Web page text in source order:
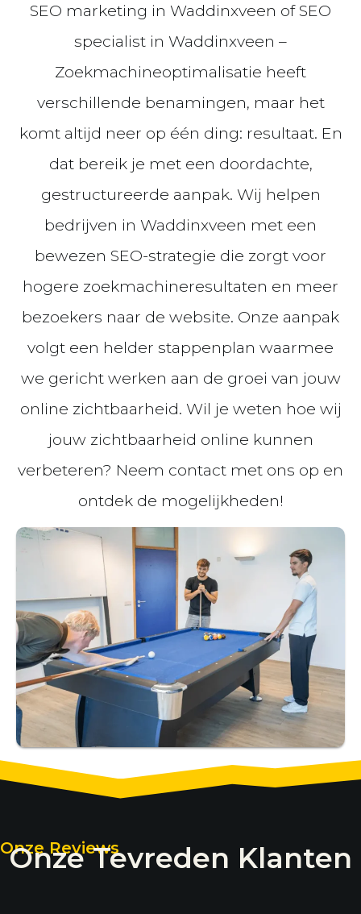
SEO marketing in Waddinxveen of SEO
specialist in Waddinxveen –
Zoekmachineoptimalisatie heeft
verschillende benamingen, maar het
komt altijd neer op één ding: resultaat. En
dat bereik je met een doordachte,
gestructureerde aanpak. Wij helpen
bedrijven in Waddinxveen met een
bewezen SEO-strategie die zorgt voor
hogere zoekmachineresultaten en meer
bezoekers naar de website. Onze aanpak
volgt een helder stappenplan waarmee
we gericht werken aan de groei van jouw
online zichtbaarheid. Wil je weten hoe wij
jouw zichtbaarheid online kunnen
verbeteren? Neem contact met ons op en
ontdek de mogelijkheden!
Onze Reviews
Onze Tevreden Klanten